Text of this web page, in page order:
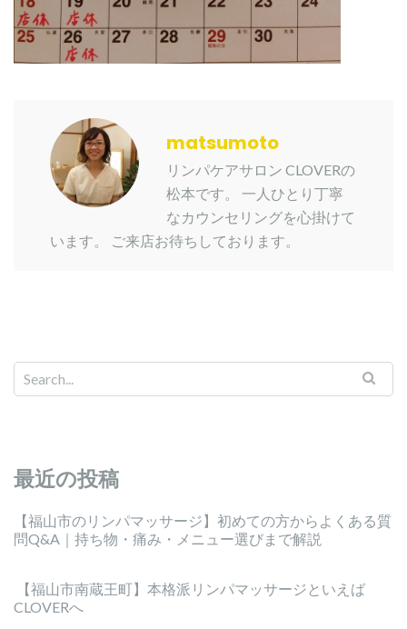
matsumoto
リンパケアサロン CLOVERの
松本です。 一人ひとり丁寧
なカウンセリングを心掛けて
います。 ご来店お待ちしております。
最近の投稿
【福山市のリンパマッサージ】初めての方からよくある質
問Q&A｜持ち物・痛み・メニュー選びまで解説
【福山市南蔵王町】本格派リンパマッサージといえば
CLOVERへ